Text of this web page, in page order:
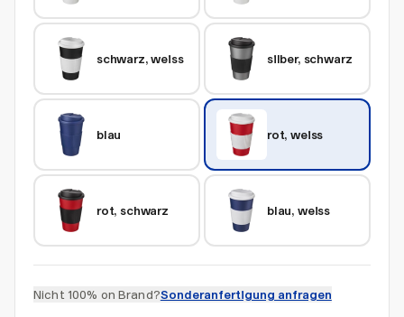
schwarz, weiss silber, schwarz
blau rot, weiss
rot, schwarz blau, weiss
Nicht 100% on Brand?Sonderanfertigung anfragen